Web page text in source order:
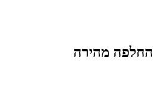
החלפה מהירה